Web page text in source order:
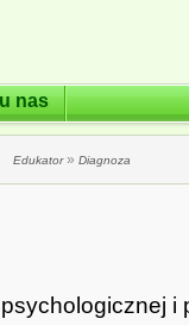
nas
Edukator» Diagnoza
i